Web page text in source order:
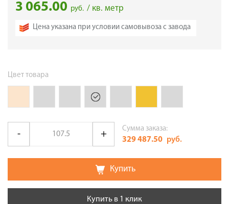
3 065.00 руб. / кв. метр
Цена указана при условии самовывоза с завода
Цвет товара
Сумма заказа:
329 487.50 руб.
Купить
Купить в 1 клик